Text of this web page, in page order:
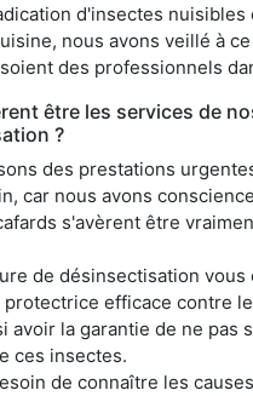
d'insectes nuisibles
nous avons veillé à
des professionnels
être les services de
?
des prestations
car nous avons
s'avèrent être
de désinsectisation vous
efficace contre
avoir la garantie de ne pas
ces insectes.
de connaître les